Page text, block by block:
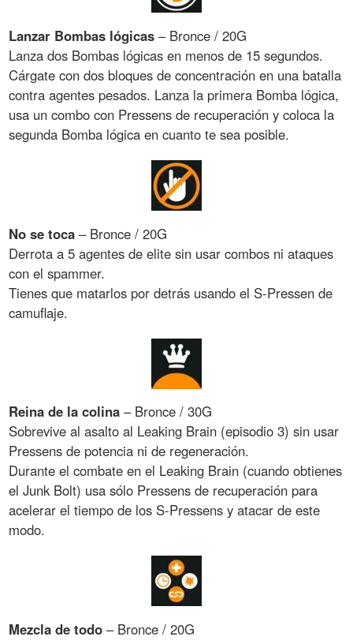
Lanzar Bombas lógicas – Bronce / 20G
Lanza dos Bombas lógicas en menos de 15 segundos.
Cárgate con dos bloques de concentración en una batalla
contra agentes pesados. Lanza la primera Bomba lógica,
usa un combo con Pressens de recuperación y coloca la
segunda Bomba lógica en cuanto te sea posible.
No se toca – Bronce / 20G
Derrota a 5 agentes de elite sin usar combos ni ataques
con el spammer.
Tienes que matarlos por detrás usando el S-Pressen de
camuflaje.
Reina de la colina – Bronce / 30G
Sobrevive al asalto al Leaking Brain (episodio 3) sin usar
Pressens de potencia ni de regeneración.
Durante el combate en el Leaking Brain (cuando obtienes
el Junk Bolt) usa sólo Pressens de recuperación para
acelerar el tiempo de los S-Pressens y atacar de este
modo.
Mezcla de todo – Bronce / 20G